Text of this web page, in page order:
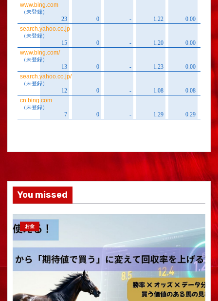
You missed
お金